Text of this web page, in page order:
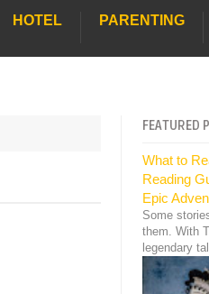
HOTEL PARENTING
FEATURED
What to
Reading
Epic
Some
them. With
legendary